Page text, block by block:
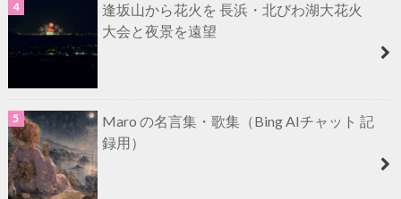
逢坂山から花火を 長浜・北びわ湖大花火
大会と夜景を遠望
Maro の名言集・歌集（Bing AIチャット 記
録用）